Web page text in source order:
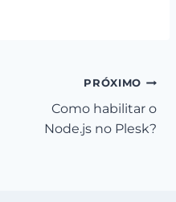
PRÓXIMO
Como habilitar o
Node.js no Plesk?